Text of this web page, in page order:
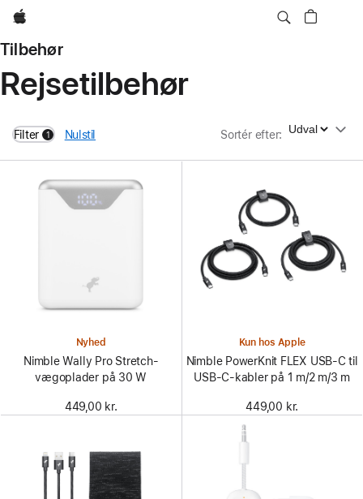
Apple
Tilbehør
Rejsetilbehør
Filter 1
filters active
Nulstil Sortér efter: Sortér efter
Nyhed
Nimble Wally Pro Stretch-
vægoplader på 30 W
449,00 kr.
Kun hos Apple
Nimble PowerKnit FLEX USB-C til
USB-C-kabler på 1 m/2 m/3 m
449,00 kr.